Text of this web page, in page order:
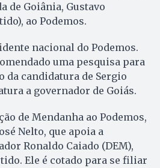
de Goiânia, Gustavo
ao Podemos.
nacional do Podemos.
uma pesquisa para
da candidatura de Sergio
a governador de Goiás.
de Mendanha ao Podemos,
Nelto, que apoia a
Ronaldo Caiado (DEM),
Ele é cotado para se filiar